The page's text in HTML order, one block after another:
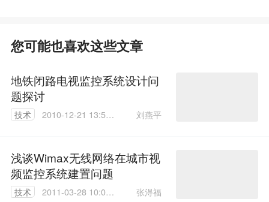
您可能也喜欢这些文章
地铁闭路电视监控系统设计问
题探讨
技术
2010-12-21 13:59:
刘燕平
浅谈Wimax无线网络在城市视
频监控系统建置问题
技术
2011-03-28 10:03:
张淂福